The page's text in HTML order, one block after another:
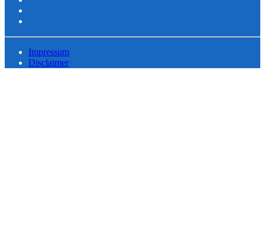
Impressum
Disclaimer